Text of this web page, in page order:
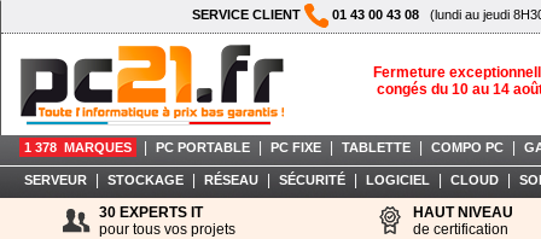
SERVICE CLIENT 01 43 00 43 08 (lundi au jeudi
Fermeture
congés du 10 au 14
1 378 MARQUES PC PORTABLE PC FIXE TABLETTE COMPO PC
SERVEUR STOCKAGE RÉSEAU SÉCURITÉ LOGICIEL CLOUD
30 EXPERTS IT
pour tous vos projets
HAUT NIVEAU
de certification